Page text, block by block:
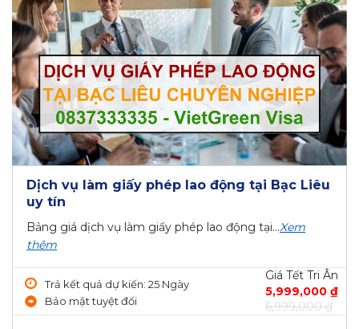
Dịch vụ làm giấy phép lao động tại Bạc Liêu
uy tín
Bảng giá dịch vụ làm giấy phép lao động tại...Xem
thêm
Trả kết quả dự kiến: 25 Ngày
Bảo mật tuyệt đối
Giá Tết Tri Ân
5,999,000 ₫
6,999,000 ₫